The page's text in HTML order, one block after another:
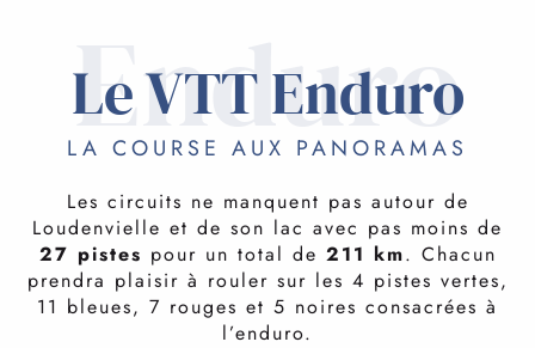
Enduro
Le VTT Enduro
LA COURSE AUX PANORAMAS
Les circuits ne manquent pas autour de
Loudenvielle et de son lac avec pas moins de
27 pistes pour un total de 211 km. Chacun
prendra plaisir à rouler sur les 4 pistes vertes,
11 bleues, 7 rouges et 5 noires consacrées à
l’enduro.